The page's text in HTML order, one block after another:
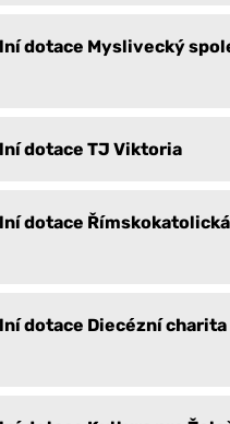
dotace Myslivecký
dotace TJ Viktoria
dotace
dotace Diecézní charita